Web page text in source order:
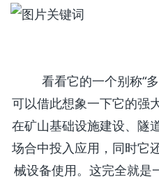
看看它的一个别称“
可以借此想象一下它的强
在矿山基础设施建设、隧
场合中投入应用，同时它
械设备使用。这完全就是